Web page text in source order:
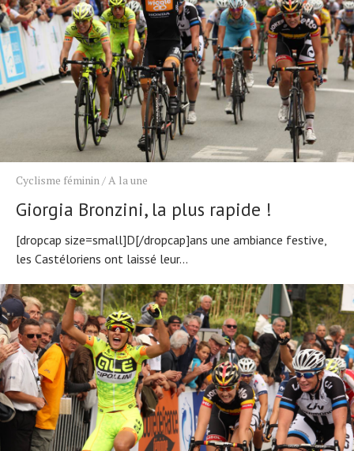
Cyclisme féminin / A la une
Giorgia Bronzini, la plus rapide !
[dropcap size=small]D[/dropcap]ans une ambiance festive,
les Castéloriens ont laissé leur...
Actualités
Technologies
Tests de produits
Conseils
Tendances